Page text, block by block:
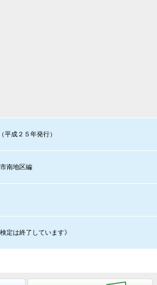
５年発行）
南地区編
は終了しています》